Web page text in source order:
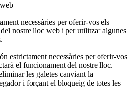
necessàries per oferir-vos els
nostre lloc web i per utilitzar algunes
estrictament necessàries per oferir-vos
el funcionament del nostre lloc.
les galetes canviant la
i forçant el bloqueig de totes les